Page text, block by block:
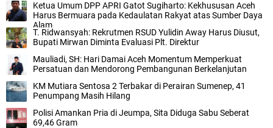
Ketua Umum DPP APRI Gatot Sugiharto: Kekhususan Aceh
Harus Bermuara pada Kedaulatan Rakyat atas Sumber Daya
Alam
T. Ridwansyah: Rekrutmen RSUD Yulidin Away Harus Diusut,
Bupati Mirwan Diminta Evaluasi Plt. Direktur
Mauliadi, SH: Hari Damai Aceh Momentum Memperkuat
Persatuan dan Mendorong Pembangunan Berkelanjutan
KM Mutiara Sentosa 2 Terbakar di Perairan Sumenep, 41
Penumpang Masih Hilang
Polisi Amankan Pria di Jeumpa, Sita Diduga Sabu Seberat
69,46 Gram